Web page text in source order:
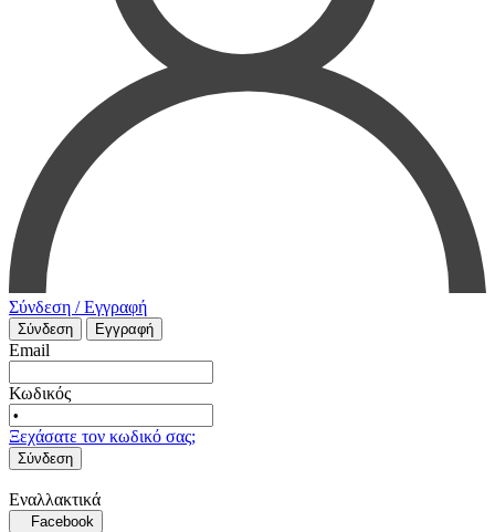
Σύνδεση / Εγγραφή
Σύνδεση Εγγραφή
Email
Κωδικός
Ξεχάσατε τον κωδικό σας;
Σύνδεση
Εναλλακτικά
Facebook